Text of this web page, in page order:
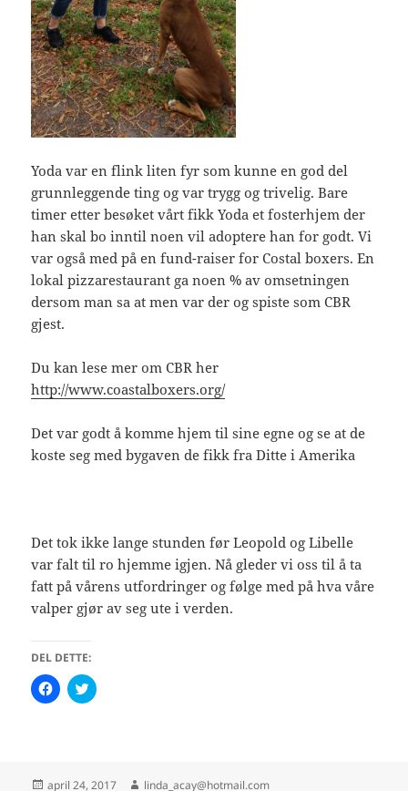
Yoda var en flink liten fyr som kunne en god del
grunnleggende ting og var trygg og trivelig. Bare
timer etter besøket vårt fikk Yoda et fosterhjem der
han skal bo inntil noen vil adoptere han for godt. Vi
var også med på en fund-raiser for Costal boxers. En
lokal pizzarestaurant ga noen % av omsetningen
dersom man sa at men var der og spiste som CBR
gjest.
Du kan lese mer om CBR her
http://www.coastalboxers.org/
Det var godt å komme hjem til sine egne og se at de
koste seg med bygaven de fikk fra Ditte i Amerika
Det tok ikke lange stunden før Leopold og Libelle
var falt til ro hjemme igjen. Nå gleder vi oss til å ta
fatt på vårens utfordringer og følge med på hva våre
valper gjør av seg ute i verden.
DEL DETTE:
K
l
å
K
l
å
Publisert
april 24, 2017 Forfatter
linda_acay@hotmail.com